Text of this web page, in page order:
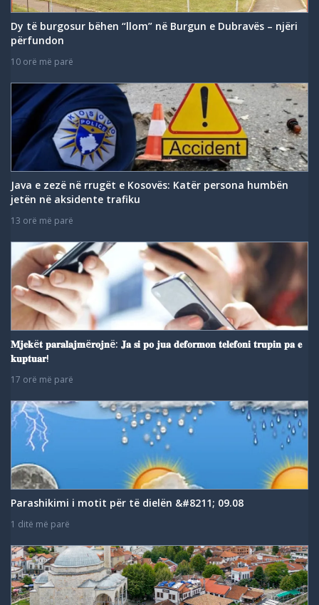
Dy të burgosur bëhen “llom” në Burgun e Dubravës – njëri
përfundon
10 orë më parë
Java e zezë në rrugët e Kosovës: Katër persona humbën
jetën në aksidente trafiku
13 orë më parë
𝐌𝐣𝐞𝐤ë𝐭 𝐩𝐚𝐫𝐚𝐥𝐚𝐣𝐦ë𝐫𝐨𝐣𝐧ë: 𝐉𝐚 𝐬𝐢 𝐩𝐨 𝐣𝐮𝐚 𝐝𝐞𝐟𝐨𝐫𝐦𝐨𝐧 𝐭𝐞𝐥𝐞𝐟𝐨𝐧𝐢 𝐭𝐫𝐮𝐩𝐢𝐧 𝐩𝐚 𝐞
𝐤𝐮𝐩𝐭𝐮𝐚𝐫!
17 orë më parë
Parashikimi i motit për të dielën &#8211; 09.08
1 ditë më parë